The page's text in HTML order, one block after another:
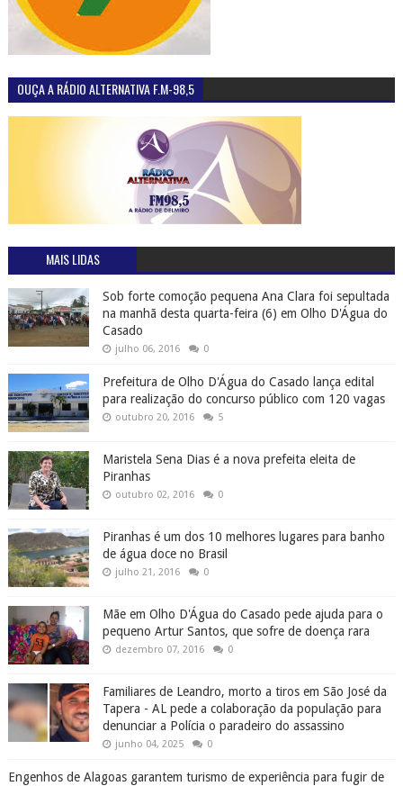
OUÇA A RÁDIO ALTERNATIVA F.M-98,5
MAIS LIDAS
Sob forte comoção pequena Ana Clara foi sepultada
na manhã desta quarta-feira (6) em Olho D'Água do
Casado
julho 06, 2016 0
Prefeitura de Olho D'Água do Casado lança edital
para realização do concurso público com 120 vagas
outubro 20, 2016 5
Maristela Sena Dias é a nova prefeita eleita de
Piranhas
outubro 02, 2016 0
Piranhas é um dos 10 melhores lugares para banho
de água doce no Brasil
julho 21, 2016 0
Mãe em Olho D'Água do Casado pede ajuda para o
pequeno Artur Santos, que sofre de doença rara
dezembro 07, 2016 0
Familiares de Leandro, morto a tiros em São José da
Tapera - AL pede a colaboração da população para
denunciar a Polícia o paradeiro do assassino
junho 04, 2025 0
Engenhos de Alagoas garantem turismo de experiência para fugir de